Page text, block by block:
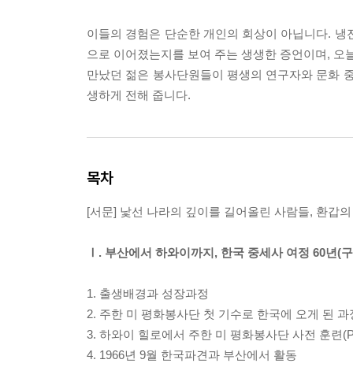
이들의 경험은 단순한 개인의 회상이 아닙니다.
으로 이어졌는지를 보여 주는 생생한 증언이며,
만났던 젊은 봉사단원들이 평생의 연구자와 문화
생하게 전해 줍니다.
목차
[서문] 낯선 나라의 깊이를 길어올린 사람들, 환갑
Ⅰ. 부산에서 하와이까지, 한국 중세사 여정 60년(
1. 출생배경과 성장과정
2. 주한 미 평화봉사단 첫 기수로 한국에 오게 된 과
3. 하와이 힐로에서 주한 미 평화봉사단 사전 훈련
4. 1966년 9월 한국파견과 부산에서 활동